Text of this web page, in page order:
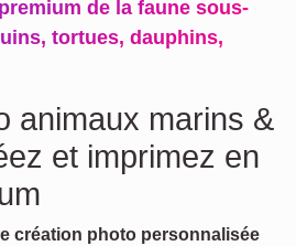
de la faune sous-
tortues, dauphins,
animaux marins &
et imprimez en
création photo personnalisée